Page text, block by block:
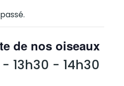
de nos oiseaux
13h30 - 14h30